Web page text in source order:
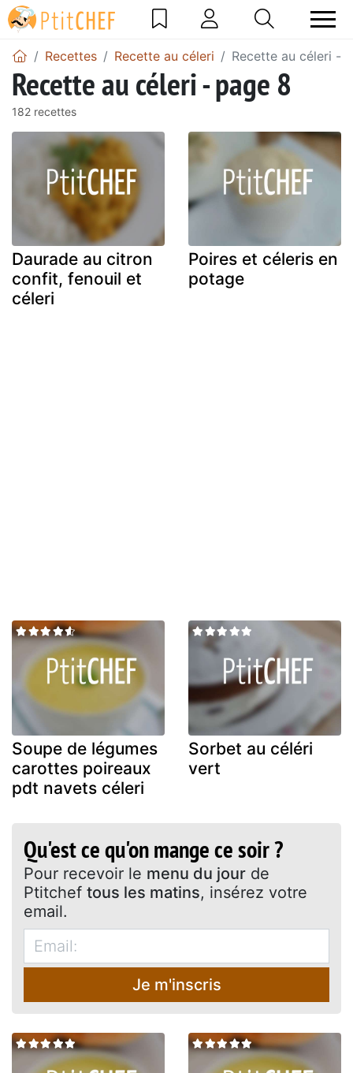
Recettes Recette au céleri Recette au céleri -
Recette au céleri - page 8
182 recettes
Daurade au citron
confit, fenouil et
céleri
Poires et céleris en
potage
Soupe de légumes
carottes poireaux
pdt navets céleri
Sorbet au céléri
vert
Qu'est ce qu'on mange ce soir ?
Pour recevoir le menu du jour de
Ptitchef tous les matins, insérez votre
email.
Je m'inscris